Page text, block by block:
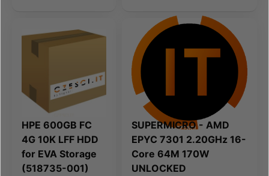
HPE 600GB FC
4G 10K LFF HDD
for EVA Storage
(518735-001)
SUPERMICRO - AMD
EPYC 7301 2.20GHz 16-
Core 64M 170W
UNLOCKED